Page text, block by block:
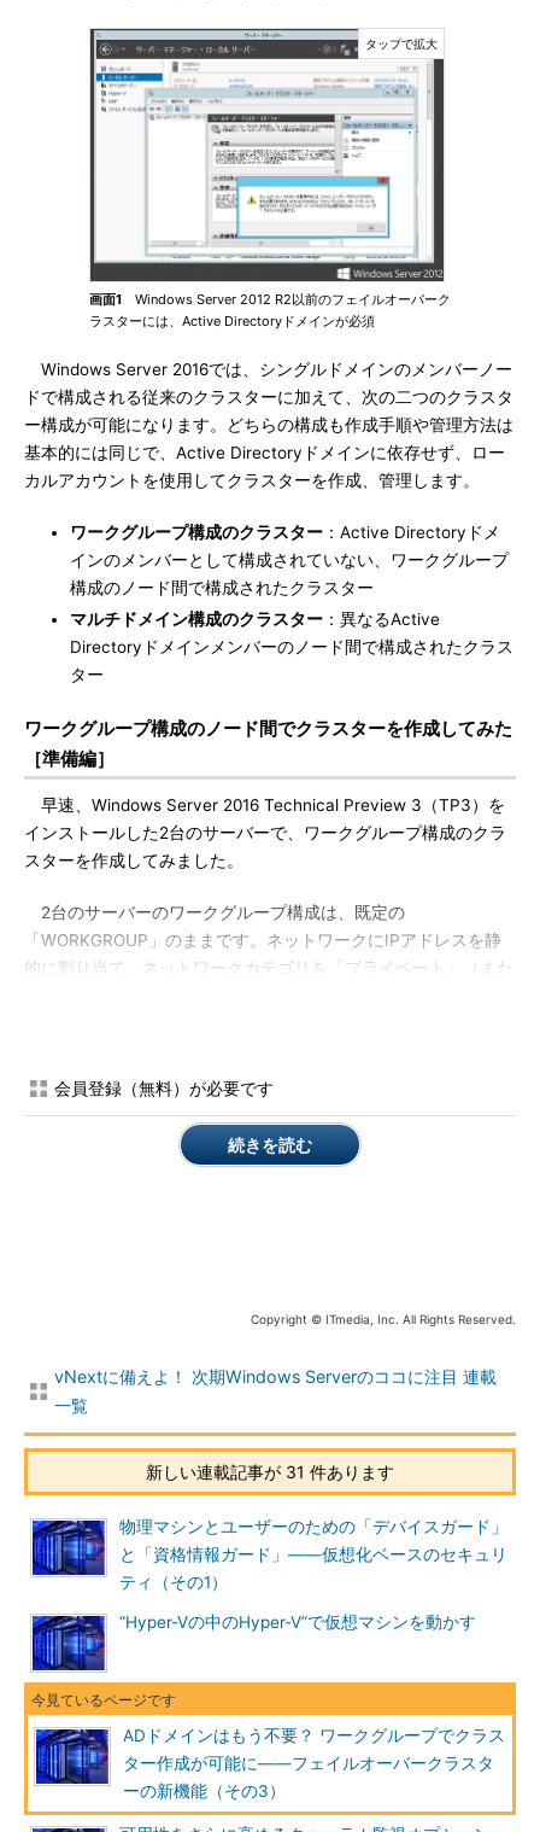
画面1 Windows Server 2012 R2以前のフェイルオーバーク
ラスターには、Active Directoryドメインが必須
Windows Server 2016では、シングルドメインのメンバーノー
ドで構成される従来のクラスターに加えて、次の二つのクラスタ
ー構成が可能になります。どちらの構成も作成手順や管理方法は
基本的には同じで、Active Directoryドメインに依存せず、ロー
カルアカウントを使用してクラスターを作成、管理します。
ワークグループ構成のクラスター ：Active Directoryドメ
インのメンバーとして構成されていない、ワークグループ
構成のノード間で構成されたクラスター
マルチドメイン構成のクラスター ：異なるActive
Directoryドメインメンバーのノード間で構成されたクラス
ター
ワークグループ構成のノード間でクラスターを作成してみた
［準備編］
早速、Windows Server 2016 Technical Preview 3（TP3）を
インストールした2台のサーバーで、ワークグループ構成のクラ
スターを作成してみました。
2台のサーバーのワークグループ構成は、既定の
「WORKGROUP」のままです。ネットワークにIPアドレスを静
的に割り当て、ネットワークカテゴリを「プライベート」（また
ノード間およびクライアントから名前解決ができるように、
DNSサーバーにノードのA（アドレス）レコードを登録します。
また、クラスター名とクラスターIPのAレコードも登録しておき
ます（画面3）。利用可能なDNSサーバーが存在しない場合は、
「C:￥Windows￥System32￥Drivers￥Etc￥Hosts」ファイル
にFQDN（Fully Qualified Domain Name：完全修飾ドメイン名）
とIPアドレスの対応を登録すればよいはずです。
会員登録（無料）が必要です
続きを読む
Copyright © ITmedia, Inc. All Rights Reserved.
vNextに備えよ！ 次期Windows Serverのココに注目 連載
一覧
新しい連載記事が 31 件あります
物理マシンとユーザーのための「デバイスガード」
と「資格情報ガード」――仮想化ベースのセキュリ
ティ（その1）
“Hyper-Vの中のHyper-V”で仮想マシンを動かす
ADドメインはもう不要？ ワークグループでクラス
ター作成が可能に――フェイルオーバークラスタ
ーの新機能（その3）